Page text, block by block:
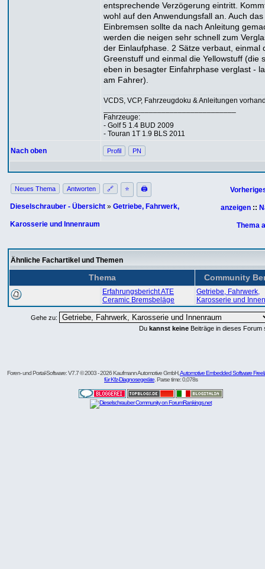
entsprechende Verzögerung eintritt.
wohl auf den Anwendungsfall an. Auch das
Einbremsen sollte da nach Anleitung
werden die neigen sehr schnell zum
der Einlaufphase. 2 Sätze verbaut, einmal
Greenstuff und einmal die Yellowstuff (die
eben in besagter Einfahrphase verglast -
am Fahrer).
VCDS, VCP, Fahrzeugdoku & Anleitungen
Fahrzeuge:
- Golf 5 1.4 BUD 2009
- Touran 1T 1.9 BLS 2011
Nach oben Profil PN
Neues Thema Antworten 🔗 ⭐ 🖨
Dieselschrauber - Übersicht » Getriebe, Fahrwerk,
Karosserie und Innenraum
anzeigen ::
Thema
Ähnliche Fachartikel und Themen
Thema Community
Erfahrungsbericht ATE
Ceramic Bremsbeläge
Getriebe, Fahrwerk,
Karosserie und
Gehe zu:
Du kannst keine Beiträge in dieses Forum
Foren- und Portal-Software: V7.7 © 2003 - 2026 Kaufmann Automotive GmbH,Automotive Embedded Software
für Kfz-Diagnosegeräte . Parse time: 0,078s